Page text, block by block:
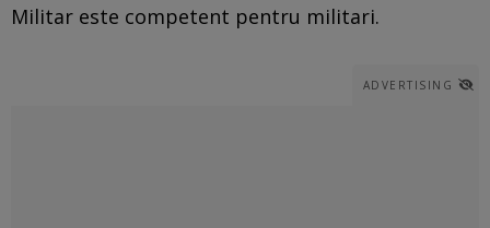
Militar este competent pentru militari.
ADVERTISING